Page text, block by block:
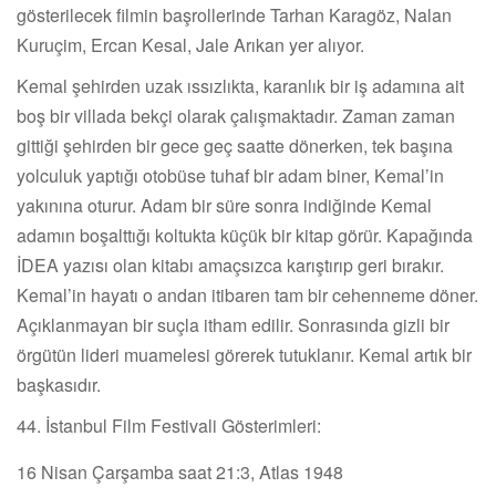
gösterilecek filmin başrollerinde Tarhan Karagöz, Nalan
Kuruçim, Ercan Kesal, Jale Arıkan yer alıyor.
Kemal şehirden uzak ıssızlıkta, karanlık bir iş adamına ait
boş bir villada bekçi olarak çalışmaktadır. Zaman zaman
gittiği şehirden bir gece geç saatte dönerken, tek başına
yolculuk yaptığı otobüse tuhaf bir adam biner, Kemal’in
yakınına oturur. Adam bir süre sonra indiğinde Kemal
adamın boşalttığı koltukta küçük bir kitap görür. Kapağında
İDEA yazısı olan kitabı amaçsızca karıştırıp geri bırakır.
Kemal’in hayatı o andan itibaren tam bir cehenneme döner.
Açıklanmayan bir suçla itham edilir. Sonrasında gizli bir
örgütün lideri muamelesi görerek tutuklanır. Kemal artık bir
başkasıdır.
44. İstanbul Film Festivali Gösterimleri:
16 Nisan Çarşamba saat 21:3, Atlas 1948